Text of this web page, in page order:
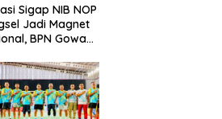
Sigap NIB NOP
Jadi Magnet
BPN Gowa
Layanan